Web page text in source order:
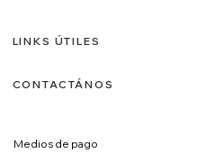
LINKS ÚTILES
CONTACTÁNOS
Medios de pago